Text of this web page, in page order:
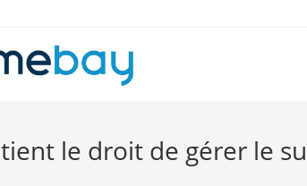
le droit de gérer le